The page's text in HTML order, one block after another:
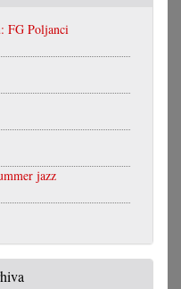
FG Poljanci
jazz